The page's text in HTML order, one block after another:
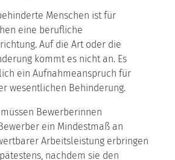
Menschen ist für
eine berufliche
Auf die Art oder die
kommt es nicht an. Es
ein Aufnahmeanspruch für
wesentlichen Behinderung.
Bewerberinnen
ein Mindestmaß an
Arbeitsleistung erbringen
nachdem sie den